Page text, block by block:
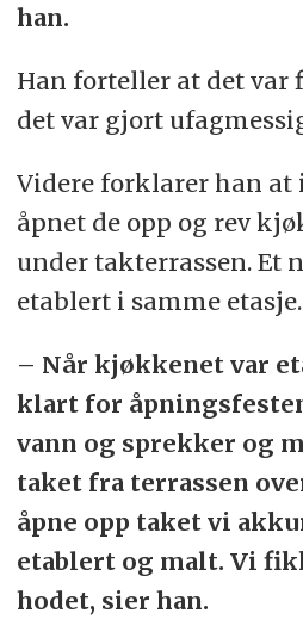
han.
Han forteller at det var
det var gjort
Videre forklarer han at
åpnet de opp og rev
under takterrassen. Et
etablert i samme etasje.
– Når kjøkkenet var
klart for
vann og sprekker og
taket fra terrassen
åpne opp taket vi
etablert og malt. Vi
hodet, sier han.